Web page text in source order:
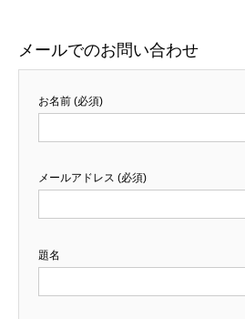
メールでのお問い合わせ
お名前 (必須)
メールアドレス (必須)
題名